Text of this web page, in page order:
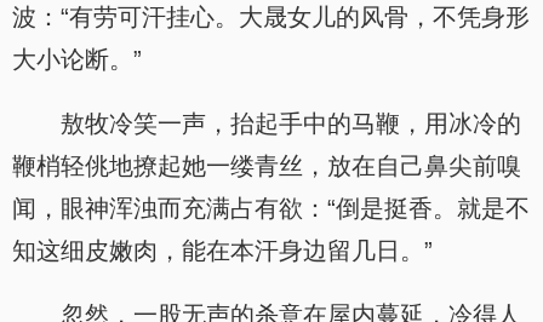
波：“有劳可汗挂心。大晟女儿的风骨，不凭身形
大小论断。”
敖牧冷笑一声，抬起手中的马鞭，用冰冷的
鞭梢轻佻地撩起她一缕青丝，放在自己鼻尖前嗅
闻，眼神浑浊而充满占有欲：“倒是挺香。就是不
知这细皮嫩肉，能在本汗身边留几日。”
忽然，一股无声的杀意在屋内蔓延，冷得人